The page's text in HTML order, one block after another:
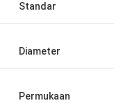
Standar
Diameter
Permukaan